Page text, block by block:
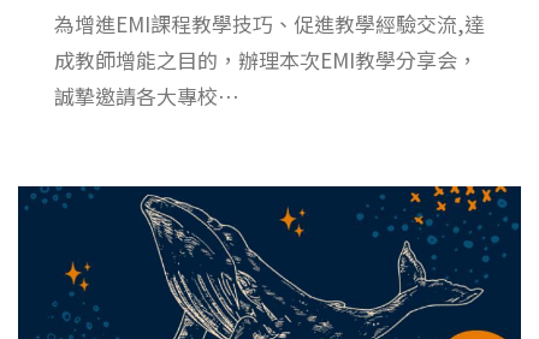
為增進EMI課程教學技巧、促進教學經驗交流,達
成教師增能之目的，辦理本次EMI教學分享会，
誠摯邀請各大專校⋯